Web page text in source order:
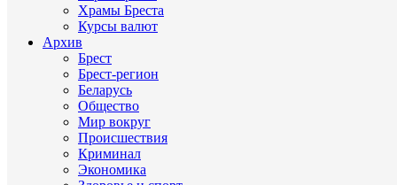
Храмы Бреста
Курсы валют
Архив
Брест
Брест-регион
Беларусь
Общество
Мир вокруг
Происшествия
Криминал
Экономика